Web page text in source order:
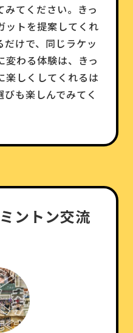
みてください。きっ
ットを提案してくれ
けで、同じラケッ
変わる体験は、きっ
楽しくしてくれるは
も楽しんでみてく
ントン交流